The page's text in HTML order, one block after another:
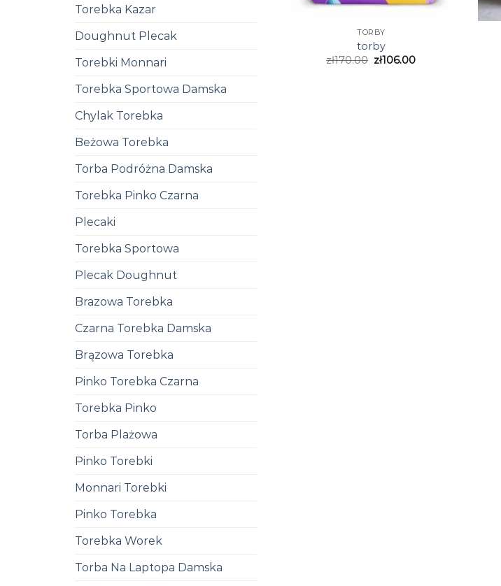
Torebka Kazar
Doughnut Plecak
Torebki Monnari
Torebka Sportowa Damska
Chylak Torebka
Beżowa Torebka
Torba Podróżna Damska
Torebka Pinko Czarna
Plecaki
Torebka Sportowa
Plecak Doughnut
Brazowa Torebka
Czarna Torebka Damska
Brązowa Torebka
Pinko Torebka Czarna
Torebka Pinko
Torba Plażowa
Pinko Torebki
Monnari Torebki
Pinko Torebka
Torebka Worek
Torba Na Laptopa Damska
TORBY
torby
zł170.00 zł106.00